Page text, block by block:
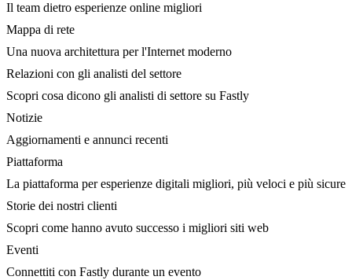
Il team dietro esperienze online migliori
Mappa di rete
Una nuova architettura per l'Internet moderno
Relazioni con gli analisti del settore
Scopri cosa dicono gli analisti di settore su Fastly
Notizie
Aggiornamenti e annunci recenti
Piattaforma
La piattaforma per esperienze digitali migliori, più veloci e più sicure
Storie dei nostri clienti
Scopri come hanno avuto successo i migliori siti web
Eventi
Connettiti con Fastly durante un evento